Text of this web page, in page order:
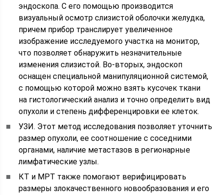
эндоскопа. С его помощью производится
визуальный осмотр слизистой оболочки желудка,
причем прибор транслирует увеличенное
изображение исследуемого участка на монитор,
что позволяет обнаружить незначительные
изменения слизистой. Во-вторых, эндоскоп
оснащен специальной манипуляционной системой,
с помощью которой можно взять кусочек ткани
на гистологический анализ и точно определить вид
опухоли и степень дифференцировки ее клеток.
УЗИ. Этот метод исследования позволяет уточнить
размер опухоли, ее соотношение с соседними
органами, наличие метастазов в регионарные
лимфатические узлы.
КТ и МРТ также помогают верифицировать
размеры злокачественного новообразования и его